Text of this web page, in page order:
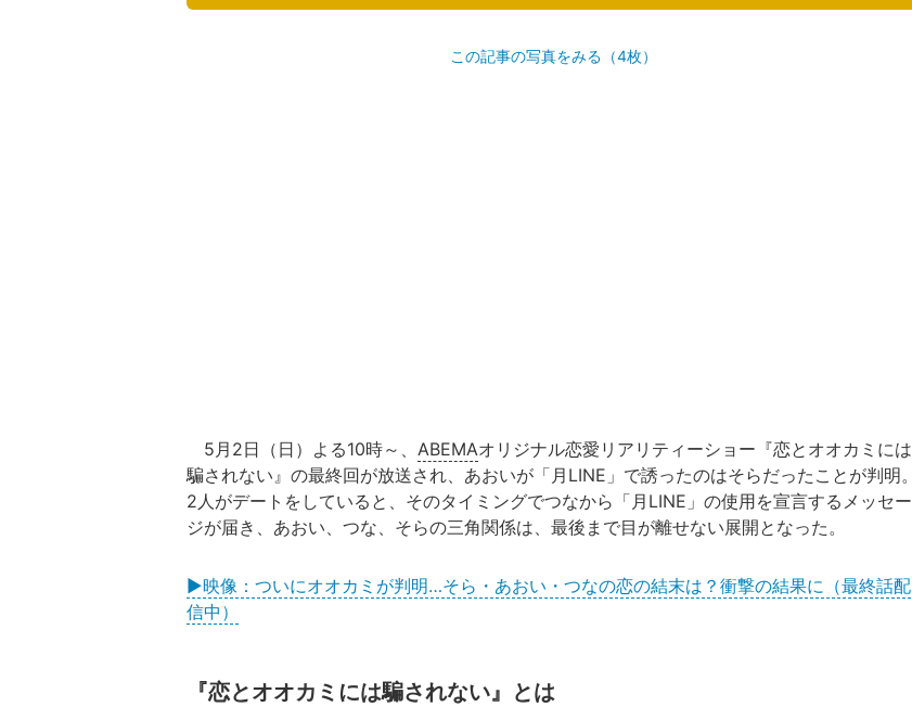
この記事の写真をみる（4枚）
5月2日（日）よる10時～、 ABEMAオリジナル恋愛リアリティーショー『恋とオオカミには
騙されない』の最終回が放送され、あおいが「月LINE」で誘ったのはそらだったことが判明。
2人がデートをしていると、そのタイミングでつなから「月LINE」の使用を宣言するメッセー
ジが届き、あおい、つな、そらの三角関係は、最後まで目が離せない展開となった。
▶映像：ついにオオカミが判明…そら・あおい・つなの恋の結末は？衝撃の結果に（最終話配
信中）
『恋とオオカミには騙されない』とは